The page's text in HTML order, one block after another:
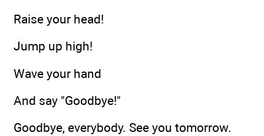
Raise your head!
Jump up high!
Wave your hand
And say "Goodbye!"
Goodbye, everybody. See you tomorrow.